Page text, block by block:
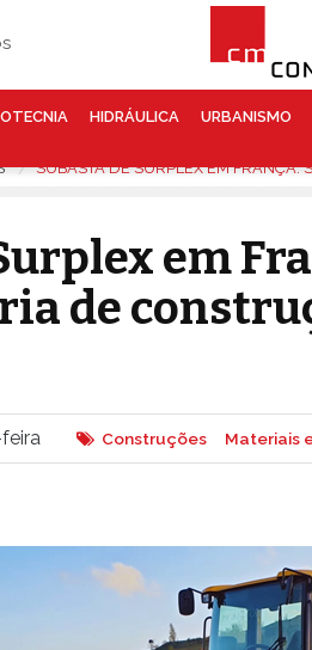
HIDRÁULICA URBANISMO
SUBASTA DE SURPLEX EM FRANÇA:
em
de
Construções Materiais